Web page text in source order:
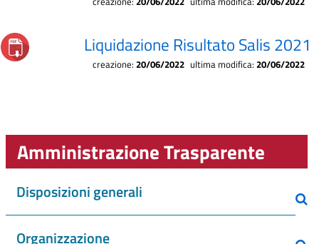
Liquidazione Risultato Salis 2021
creazione: 20/06/2022 ultima modifica: 20/06/2022
Amministrazione Trasparente
Disposizioni generali
Organizzazione